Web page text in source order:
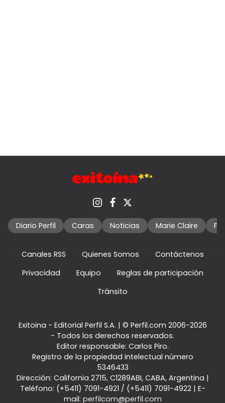
Diario Perfil Caras Noticias Marie Claire
Canales RSS Quienes Somos
Contáctenos
Privacidad
Equipo
Reglas de participación
Tránsito
Exitoina - Editorial Perfil S.A. | © Perfil.com 2006-2026
- Todos los derechos reservados.
Editor responsable: Carlos Piro.
Registro de la propiedad intelectual número
5346433
Dirección: California 2715, C1289ABI, CABA, Argentina |
Teléfono: (+5411) 7091-4921 / (+5411) 7091-4922| E-
mail: perfilcom@perfil.com